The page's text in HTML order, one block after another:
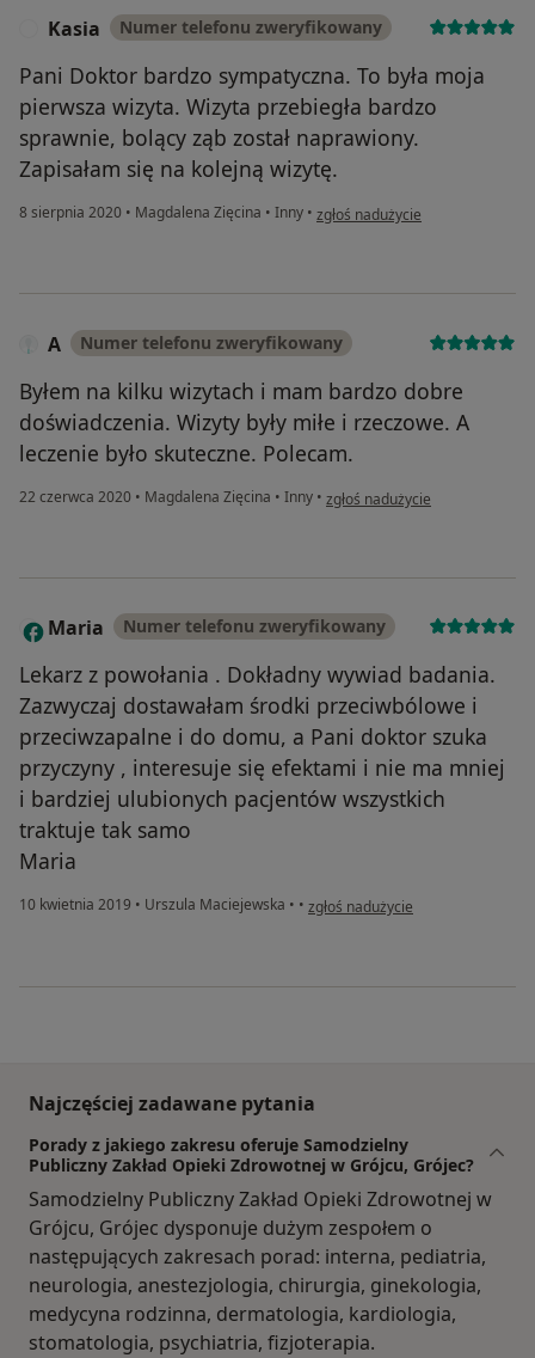
Kasia Numer telefonu zweryfikowany
Pani Doktor bardzo sympatyczna. To była moja
pierwsza wizyta. Wizyta przebiegła bardzo
sprawnie, bolący ząb został naprawiony.
Zapisałam się na kolejną wizytę.
8 sierpnia 2020 • Magdalena Zięcina • Inny • w opinii użytkownika Kasia
zgłoś nadużycie
A Numer telefonu zweryfikowany
Byłem na kilku wizytach i mam bardzo dobre
doświadczenia. Wizyty były miłe i rzeczowe. A
leczenie było skuteczne. Polecam.
22 czerwca 2020 • Magdalena Zięcina • Inny • w opinii użytkownika A
zgłoś nadużycie
M Maria Numer telefonu zweryfikowany
Lekarz z powołania . Dokładny wywiad badania.
Zazwyczaj dostawałam środki przeciwbólowe i
przeciwzapalne i do domu, a Pani doktor szuka
przyczyny , interesuje się efektami i nie ma mniej
i bardziej ulubionych pacjentów wszystkich
traktuje tak samo
Maria
10 kwietnia 2019 • Urszula Maciejewska • • w opinii użytkownika Maria
zgłoś nadużycie
Najczęściej zadawane pytania
Porady z jakiego zakresu oferuje Samodzielny
Publiczny Zakład Opieki Zdrowotnej w Grójcu, Grójec?
Samodzielny Publiczny Zakład Opieki Zdrowotnej w
Grójcu, Grójec dysponuje dużym zespołem o
następujących zakresach porad: interna, pediatria,
neurologia, anestezjologia, chirurgia, ginekologia,
medycyna rodzinna, dermatologia, kardiologia,
stomatologia, psychiatria, fizjoterapia.